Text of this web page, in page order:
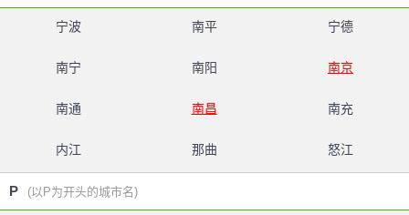
宁波 南平 宁德
南宁 南阳 南京
南通 南昌 南充
内江 那曲 怒江
P (以P为开头的城市名)